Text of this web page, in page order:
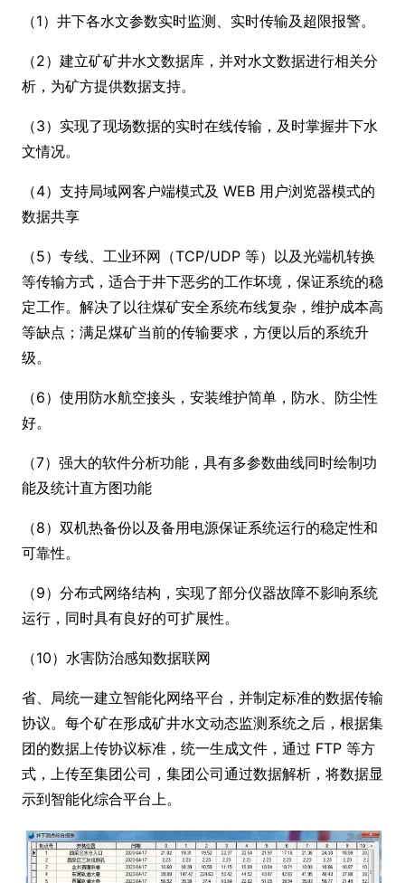
（1）井下各水文参数实时监测、实时传输及超限报警。
（2）建立矿矿井水文数据库，并对水文数据进行相关分
析，为矿方提供数据支持。
（3）实现了现场数据的实时在线传输，及时掌握井下水
文情况。
（4）支持局域网客户端模式及 WEB 用户浏览器模式的
数据共享
（5）专线、工业环网（TCP/UDP 等）以及光端机转换
等传输方式，适合于井下恶劣的工作坏境，保证系统的稳
定工作。解决了以往煤矿安全系统布线复杂，维护成本高
等缺点；满足煤矿当前的传输要求，方便以后的系统升
级。
（6）使用防水航空接头，安装维护简单，防水、防尘性
好。
（7）强大的软件分析功能，具有多参数曲线同时绘制功
能及统计直方图功能
（8）双机热备份以及备用电源保证系统运行的稳定性和
可靠性。
（9）分布式网络结构，实现了部分仪器故障不影响系统
运行，同时具有良好的可扩展性。
（10）水害防治感知数据联网
省、局统一建立智能化网络平台，并制定标准的数据传输
协议。每个矿在形成矿井水文动态监测系统之后，根据集
团的数据上传协议标准，统一生成文件，通过 FTP 等方
式，上传至集团公司，集团公司通过数据解析，将数据显
示到智能化综合平台上。